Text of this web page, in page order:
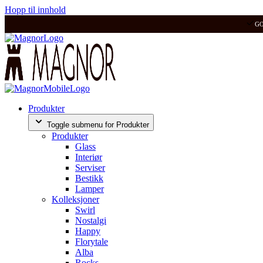
Hopp til innhold
Produkter
Toggle submenu for Produkter
Produkter
Glass
Interiør
Serviser
Bestikk
Lamper
Kolleksjoner
Swirl
Nostalgi
Happy
Florytale
Alba